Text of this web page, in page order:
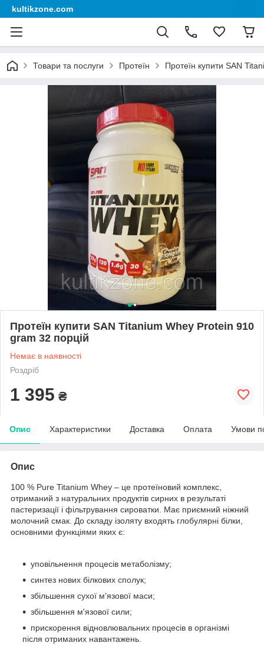
kultikzone.com
Товари та послуги Протеїн Протеїн купити SAN
Протеїн купити SAN Titanium Whey Protein 910
gram 32 порцій
Немає в наявності
Роздріб
1 395 ₴
Опис Характеристики Доставка Оплата Умови
Опис
100 % Pure Titanium Whey – це протеїновий комплекс,
отриманий з натуральних продуктів сирних в результаті
пастеризації і фільтрування сироватки. Має приємний ніжний
молочний смак. До складу ізоляту входять глобулярні білки,
основними функціями яких є:
уповільнення процесів метаболізму;
синтез нових білкових сполук;
збільшення сухої м'язової маси;
збільшення м'язової сили;
прискорення відновлювальних процесів в організмі
після отриманих навантажень.